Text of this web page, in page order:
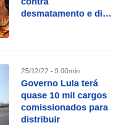
desmatamento e diz
Brasil
25/12/22 - 9:00min
Governo Lula terá
quase 10 mil cargos
comissionados para
distribuir